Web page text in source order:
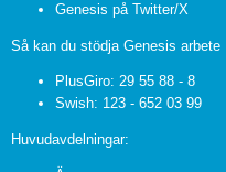
Genesis på Twitter/X
Så kan du stödja Genesis arbete
PlusGiro: 29 55 88 - 8
Swish: 123 - 652 03 99
Huvudavdelningar: